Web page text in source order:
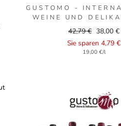
GUSTOMO -
WEINE UND
Regular
price
42,79 € Sale
price
38,00 €
Sie sparen 4,79 €
19,00 €/l